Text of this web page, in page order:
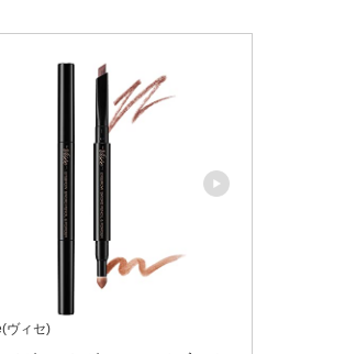
ヴィセ)